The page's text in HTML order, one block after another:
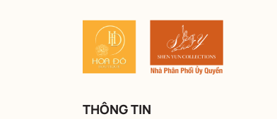
THÔNG TIN